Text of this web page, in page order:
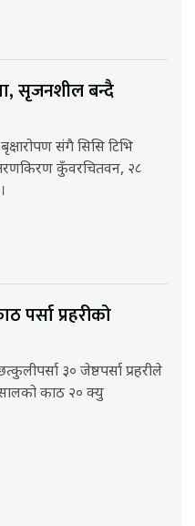
सृजनशील बन्दै
संगै सिसि टिभि
कुँवरचितवन, २८
प्रहरीको
३० जेष्ठपर्सा प्रहरीले
काठ २० क्यु